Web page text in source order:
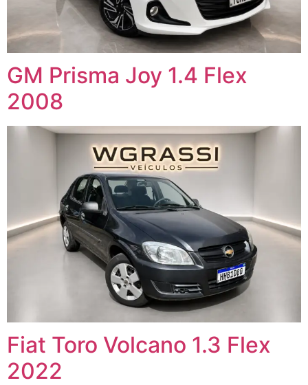
GM Prisma Joy 1.4 Flex
2008
Fiat Toro Volcano 1.3 Flex
2022